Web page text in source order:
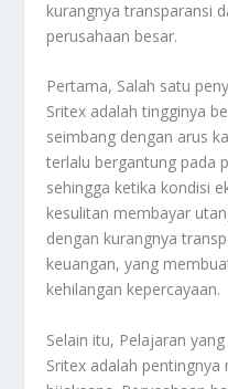
kurangnya transparansi
perusahaan besar.
Pertama, Salah satu
Sritex adalah tingginya
seimbang dengan arus
terlalu bergantung pada
sehingga ketika kondisi
kesulitan membayar
dengan kurangnya
keuangan, yang
kehilangan kepercayaan.
Selain itu, Pelajaran
Sritex adalah